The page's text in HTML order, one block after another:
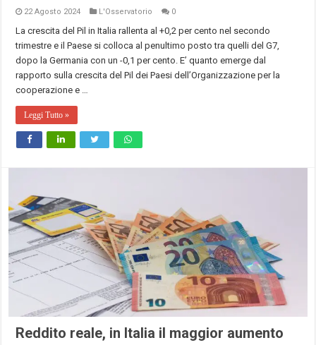
22 Agosto 2024 L'Osservatorio 0
La crescita del Pil in Italia rallenta al +0,2 per cento nel secondo
trimestre e il Paese si colloca al penultimo posto tra quelli del G7,
dopo la Germania con un -0,1 per cento. E’ quanto emerge dal
rapporto sulla crescita del Pil dei Paesi dell’Organizzazione per la
cooperazione e …
Leggi Tutto »
Reddito reale, in Italia il maggior aumento